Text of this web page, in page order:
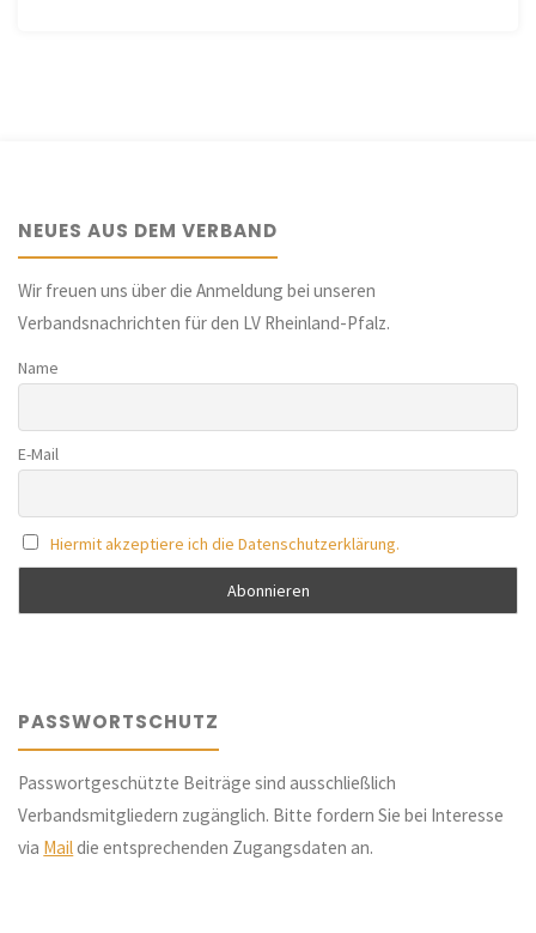
NEUES AUS DEM VERBAND
Wir freuen uns über die Anmeldung bei unseren
Verbandsnachrichten für den LV Rheinland-Pfalz.
Name
E-Mail
Hiermit akzeptiere ich die Datenschutzerklärung.
PASSWORTSCHUTZ
Passwortgeschützte Beiträge sind ausschließlich
Verbandsmitgliedern zugänglich. Bitte fordern Sie bei Interesse
via Maildie entsprechenden Zugangsdaten an.